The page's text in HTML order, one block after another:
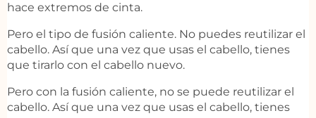
hace extremos de cinta.
Pero el tipo de fusión caliente. No puedes reutilizar el
cabello. Así que una vez que usas el cabello, tienes
que tirarlo con el cabello nuevo.
Pero con la fusión caliente, no se puede reutilizar el
cabello. Así que una vez que usas el cabello, tienes